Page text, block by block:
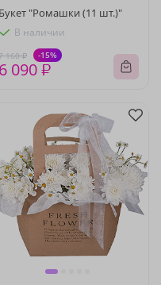
Букет "Ромашки (11 шт.)"
В наличии
160 ₽ -15%
6 090 ₽